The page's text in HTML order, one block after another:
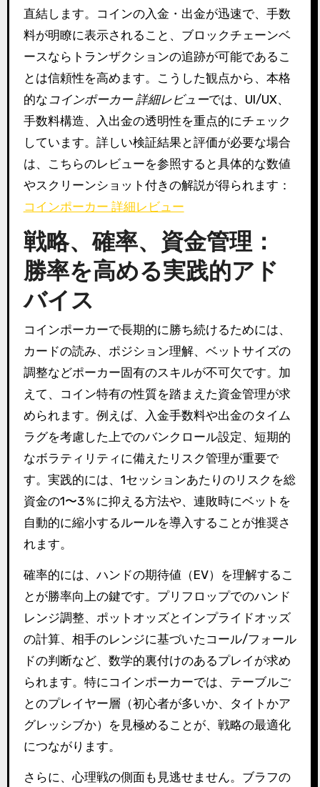
直結します。コインの入金・出金が迅速で、手数
料が明瞭に表示されること、ブロックチェーンベ
ースならトランザクションの追跡が可能であるこ
とは信頼性を高めます。こうした観点から、本格
的な コインポーカー 詳細レビューでは、UI/UX、
手数料構造、入出金の透明性を重点的にチェック
しています。詳しい検証結果と評価が必要な場合
は、こちらのレビューを参照すると具体的な数値
やスクリーンショット付きの解説が得られます：
コインポーカー 詳細レビュー
戦略、確率、資金管理：
勝率を高める実践的アド
バイス
コインポーカーで長期的に勝ち続けるためには、
カードの読み、ポジション理解、ベットサイズの
調整などポーカー固有のスキルが不可欠です。加
えて、コイン特有の性質を踏まえた資金管理が求
められます。例えば、入金手数料や出金のタイム
ラグを考慮した上でのバンクロール設定、短期的
なボラティリティに備えたリスク管理が重要で
す。実践的には、1セッションあたりのリスクを総
資金の1〜3％に抑える方法や、連敗時にベットを
自動的に縮小するルールを導入することが推奨さ
れます。
確率的には、ハンドの期待値（EV）を理解するこ
とが勝率向上の鍵です。プリフロップでのハンド
レンジ調整、ポットオッズとインプライドオッズ
の計算、相手のレンジに基づいたコール/フォール
ドの判断など、数学的裏付けのあるプレイが求め
られます。特にコインポーカーでは、テーブルご
とのプレイヤー層（初心者が多いか、タイトかア
グレッシブか）を見極めることが、戦略の最適化
につながります。
さらに、心理戦の側面も見逃せません。ブラフの